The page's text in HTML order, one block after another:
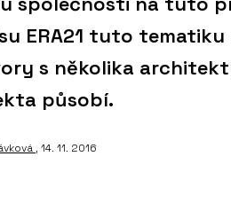
ERA21 tuto
s několika
působí.
, 14. 11. 2016